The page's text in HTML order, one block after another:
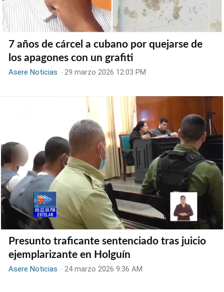
7 años de cárcel a cubano por quejarse de
los apagones con un grafiti
Asere Noticias -29 marzo 2026 12:03 PM
Presunto traficante sentenciado tras juicio
ejemplarizante en Holguín
Asere Noticias -24 marzo 2026 9:36 AM